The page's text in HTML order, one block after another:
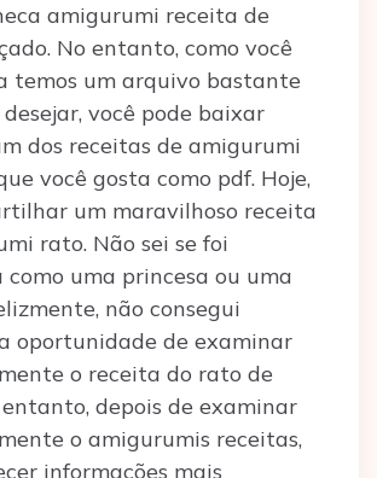
amigurumi receita de
No entanto, como você
temos um arquivo bastante
você pode baixar
dos receitas de amigurumi
você gosta como pdf. Hoje,
um maravilhoso receita
rato. Não sei se foi
como uma princesa ou uma
não consegui
oportunidade de examinar
o receita do rato de
entanto, depois de examinar
o amigurumis receitas,
informações mais